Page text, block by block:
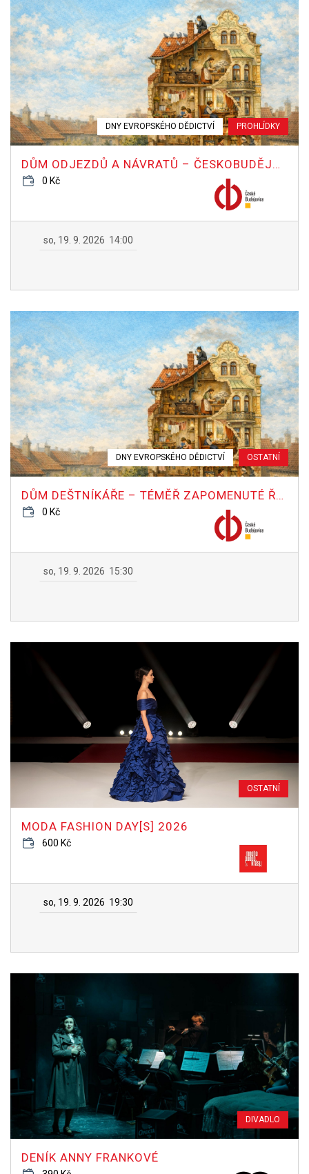
DNY EVROPSKÉHO DĚDICTVÍ PROHLÍDKY
DŮM ODJEZDŮ A NÁVRATŮ – ČESKOBUDĚJOVICKÉ NÁDRAŽÍ
0 Kč
so, 19. 9. 2026 14:00
DNY EVROPSKÉHO DĚDICTVÍ OSTATNÍ
DŮM DEŠTNÍKÁŘE – TÉMĚŘ ZAPOMENUTÉ ŘEMESLO
0 Kč
so, 19. 9. 2026 15:30
OSTATNÍ
MODA FASHION DAY[S] 2026
600 Kč
so, 19. 9. 2026 19:30
DIVADLO
DENÍK ANNY FRANKOVÉ